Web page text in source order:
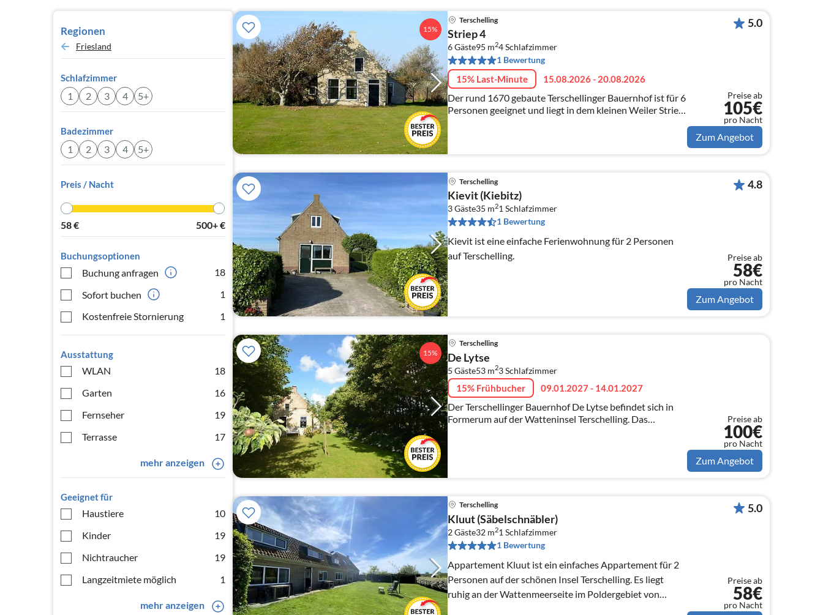
Regionen
Friesland
Schlafzimmer
1 2 3 4 5+
Badezimmer
1 2 3 4 5+
Preis / Nacht
58€ 500+€
Buchungsoptionen
Buchung anfragen
18
Sofort buchen
1
Kostenfreie Stornierung
1
Ausstattung
WLAN
18
Garten
16
Fernseher
19
Terrasse
17
mehr anzeigen
Geeignet für
Haustiere
10
Kinder
19
Nichtraucher
19
Langzeitmiete möglich
1
mehr anzeigen
15%
Terschelling
Striep 4
6 Gäste95 m24Schlafzimmer
1 Bewertung
15% Last-Minute 15.08.2026 - 20.08.2026
Der rund 1670 gebaute Terschellinger Bauernhof ist für 6
Personen geeignet und liegt in dem kleinen Weiler Striep
auf der Wattenmeer Insel Terschelling.
5.0
Preise ab
105€
pro Nacht
Zum Angebot
Terschelling
Kievit (Kiebitz)
3 Gäste35 m21 Schlafzimmer
1 Bewertung
Kievit ist eine einfache Ferienwohnung für 2 Personen
auf Terschelling.
4.8
Preise ab
58€
pro Nacht
Zum Angebot
15%
Terschelling
De Lytse
5 Gäste53 m23Schlafzimmer
15% Frühbucher 09.01.2027 - 14.01.2027
Der Terschellinger Bauernhof De Lytse befindet sich in
Formerum auf der Watteninsel Terschelling. Das
Preise ab
100€
pro Nacht
Zum Angebot
Terschelling
Kluut (Säbelschnäbler)
2 Gäste32 m21 Schlafzimmer
1 Bewertung
Appartement Kluut ist ein einfaches Appartement für 2
Personen auf der schönen Insel Terschelling. Es liegt
ruhig an der Wattenmeerseite im Poldergebiet von
Landerum
5.0
Preise ab
58€
pro Nacht